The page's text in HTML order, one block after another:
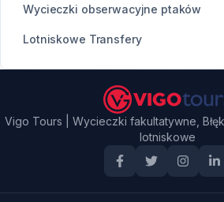
Wycieczki obserwacyjne ptaków
Lotniskowe Transfery
Vigo Tours | Wycieczki fakultatywne,
lotniskowe